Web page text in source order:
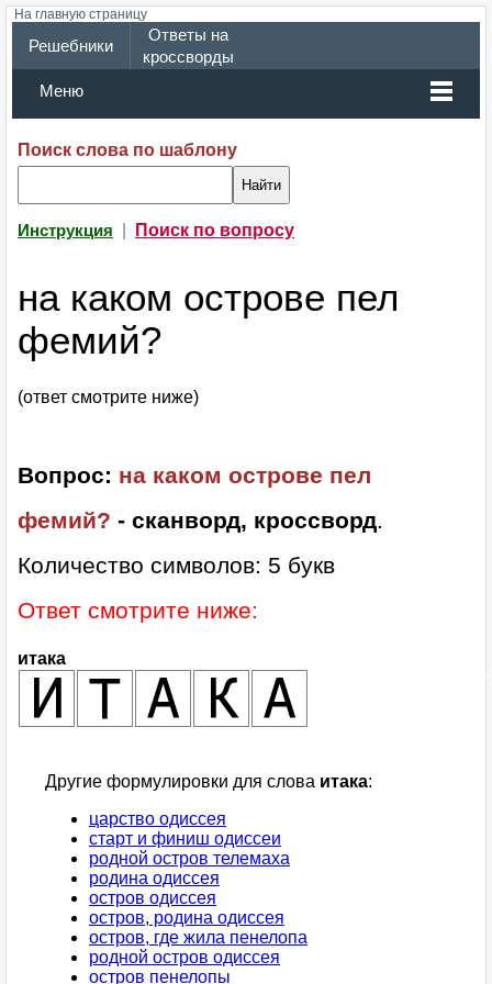
На главную страницу
Решебники
Ответы на
кроссворды
Меню
Поиск слова по шаблону
Инструкция Поиск по вопросу
на каком острове пел
фемий?
(ответ смотрите ниже)
Вопрос: на каком острове пел
фемий? - сканворд, кроссворд.
Количество символов: 5 букв
Ответ смотрите ниже:
итака
Другие формулировки для слова итака:
царство одиссея
старт и финиш одиссеи
родной остров телемаха
родина одиссея
остров одиссея
остров, родина одиссея
остров, где жила пенелопа
родной остров одиссея
остров пенелопы